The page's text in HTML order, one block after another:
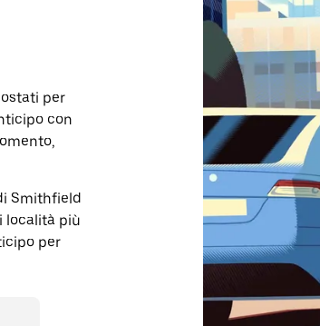
per
con
Smithfield
località più
per